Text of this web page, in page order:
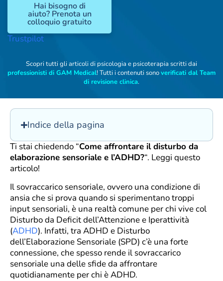
Hai bisogno di
aiuto? Prenota un
colloquio gratuito
Trustpilot
Scopri tutti gli articoli di psicologia e psicoterapia scritti dai
professionisti di GAM Medical! Tutti i contenuti sonoverificati dal Team
di revisione clinica.
Indice della pagina
Ti stai chiedendo “Come affrontare il disturbo da
elaborazione sensoriale e l’ADHD?“. Leggi questo
articolo!
Il sovraccarico sensoriale, ovvero una condizione di
ansia che si prova quando si sperimentano troppi
input sensoriali, è una realtà comune per chi vive col
Disturbo da Deficit dell’Attenzione e Iperattività
(ADHD). Infatti, tra ADHD e Disturbo
dell’Elaborazione Sensoriale (SPD) c’è una forte
connessione, che spesso rende il sovraccarico
sensoriale una delle sfide da affrontare
quotidianamente per chi è ADHD.